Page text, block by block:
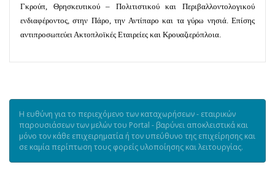
Γκρούπ, Θρησκευτικού – Πολιτιστικού και Περιβαλλοντολογικού
ενδιαφέροντος, στην Πάρο, την Αντίπαρο και τα γύρω νησιά. Επίσης
αντιπροσωπεύει Ακτοπλοϊκές Εταιρείες και Κρουαζιερόπλοια.
Η ευθύνη για το περιεχόμενο των καταχωρήσεων - εταιρικών
παρουσιάσεων των μελών του Portal - βαρύνει αποκλειστικά και
μόνο τον κάθε επιχειρηματία ή τον υπεύθυνο της επιχείρησης και
σε καμία περίπτωση τους φορείς υλοποίησης και λειτουργίας.